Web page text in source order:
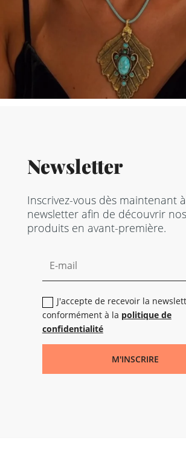
Newsletter
Inscrivez-vous dès maintenant
newsletter afin de découvrir
produits en avant-première.
J'accepte de recevoir la
conformément à la politique de
confidentialité
M'INSCRIRE